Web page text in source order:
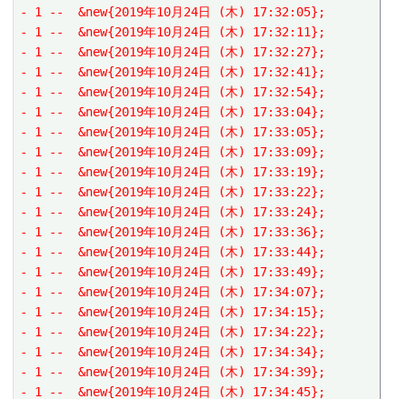
- 1 --  &new{2019年10月24日 (木) 17:32:05};
- 1 --  &new{2019年10月24日 (木) 17:32:11};
- 1 --  &new{2019年10月24日 (木) 17:32:27};
- 1 --  &new{2019年10月24日 (木) 17:32:41};
- 1 --  &new{2019年10月24日 (木) 17:32:54};
- 1 --  &new{2019年10月24日 (木) 17:33:04};
- 1 --  &new{2019年10月24日 (木) 17:33:05};
- 1 --  &new{2019年10月24日 (木) 17:33:09};
- 1 --  &new{2019年10月24日 (木) 17:33:19};
- 1 --  &new{2019年10月24日 (木) 17:33:22};
- 1 --  &new{2019年10月24日 (木) 17:33:24};
- 1 --  &new{2019年10月24日 (木) 17:33:36};
- 1 --  &new{2019年10月24日 (木) 17:33:44};
- 1 --  &new{2019年10月24日 (木) 17:33:49};
- 1 --  &new{2019年10月24日 (木) 17:34:07};
- 1 --  &new{2019年10月24日 (木) 17:34:15};
- 1 --  &new{2019年10月24日 (木) 17:34:22};
- 1 --  &new{2019年10月24日 (木) 17:34:34};
- 1 --  &new{2019年10月24日 (木) 17:34:39};
- 1 --  &new{2019年10月24日 (木) 17:34:45};